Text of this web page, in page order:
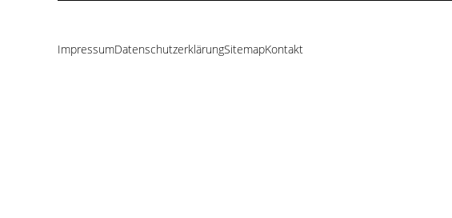
Navigation
ImpressumDatenschutzerklärungSitemapKontakt